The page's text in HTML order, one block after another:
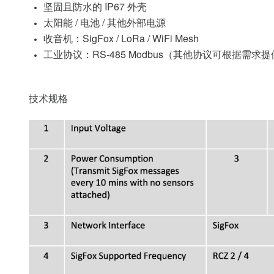
坚固且防水的 IP67 外壳
太阳能 / 电池 / 其他外部电源
收音机：SigFox / LoRa / WiFi Mesh
工业协议：RS-485 Modbus（其他协议可根据需求提
技术规格